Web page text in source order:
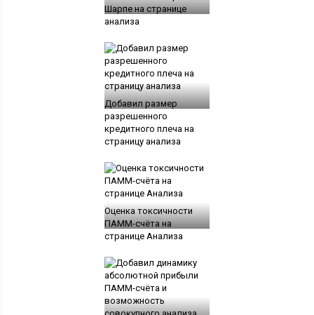
Шарпе на странице
анализа
Добавил размер
разрешенного
кредитного плеча на
страницу анализа
Оценка токсичности
ПАММ-счёта на
странице Анализа